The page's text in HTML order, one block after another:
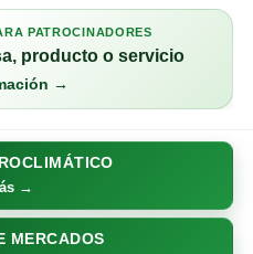
PATROCINADORES
producto o servicio
→
→
MERCADOS